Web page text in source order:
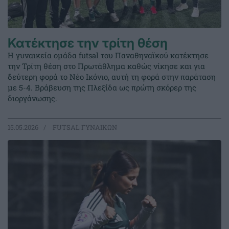
Κατέκτησε την τρίτη θέση
Η γυναικεία ομάδα futsal του Παναθηναϊκού κατέκτησε
την Τρίτη θέση στο Πρωτάθλημα καθώς νίκησε και για
δεύτερη φορά το Νέο Ικόνιο, αυτή τη φορά στην παράταση
με 5-4. Βράβευση της Πλεξίδα ως πρώτη σκόρερ της
διοργάνωσης.
15.05.2026 FUTSAL ΓΥΝΑΙΚΩΝ